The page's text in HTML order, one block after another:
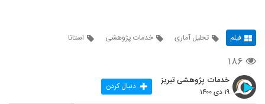
فیلم تحلیل آماری خدمات پژوهشی استاتا
۱۸۶
خدمات پژوهشی تبریز
۱۹ دی ۱۴۰۰ دنبال کردن